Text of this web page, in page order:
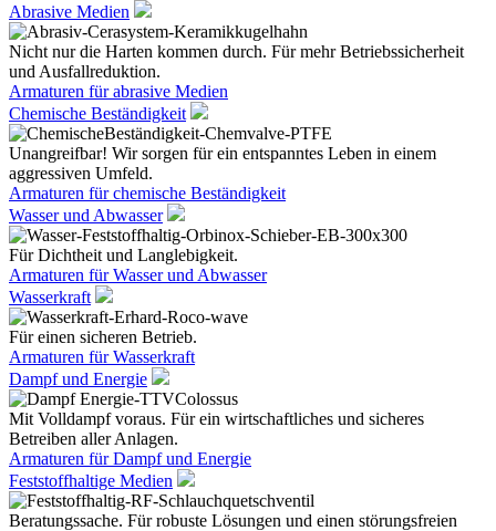
Abrasive Medien
Nicht nur die Harten kommen durch. Für mehr Betriebssicherheit
und Ausfallreduktion.
Armaturen für abrasive Medien
Chemische Beständigkeit
Unangreifbar! Wir sorgen für ein entspanntes Leben in einem
aggressiven Umfeld.
Armaturen für chemische Beständigkeit
Wasser und Abwasser
Für Dichtheit und Langlebigkeit.
Armaturen für Wasser und Abwasser
Wasserkraft
Für einen sicheren Betrieb.
Armaturen für Wasserkraft
Dampf und Energie
Mit Volldampf voraus. Für ein wirtschaftliches und sicheres
Betreiben aller Anlagen.
Armaturen für Dampf und Energie
Feststoffhaltige Medien
Beratungssache. Für robuste Lösungen und einen störungsfreien